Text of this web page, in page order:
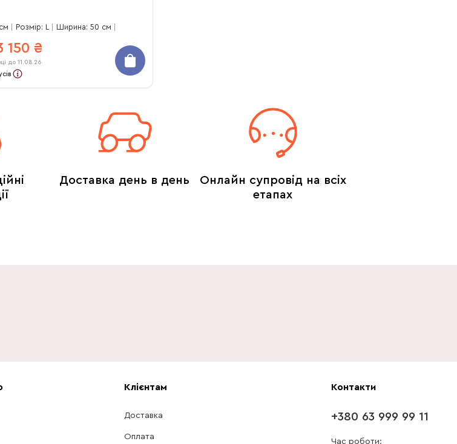
Розмір: L Ширина: 50 см
150 ₴
до 11.08.26
Доставка день в день
Онлайн супровід на всіх
етапах
Клієнтам
Доставка
Оплата
Контакти
+380 63 999 99 11
Час роботи: